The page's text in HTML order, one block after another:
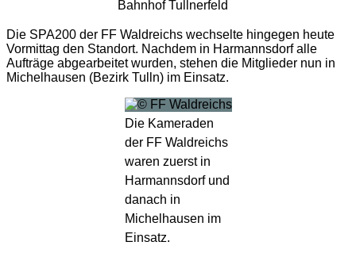
Bahnhof Tullnerfeld
Die SPA200 der FF Waldreichs wechselte hingegen heute
Vormittag den Standort. Nachdem in Harmannsdorf alle
Aufträge abgearbeitet wurden, stehen die Mitglieder nun in
Michelhausen (Bezirk Tulln) im Einsatz.
Die Kameraden
der FF Waldreichs
waren zuerst in
Harmannsdorf und
danach in
Michelhausen im
Einsatz.